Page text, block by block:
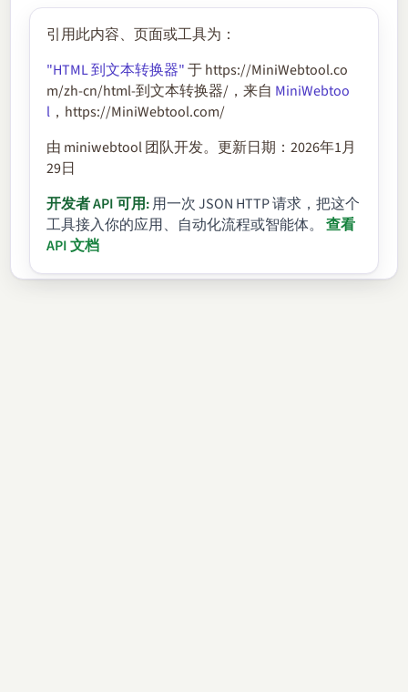
引用此内容、页面或工具为：
"HTML 到文本转换器"于 https://MiniWebtool.co
m/zh-cn/html-到文本转换器/，来自 MiniWebtoo
l ，https://MiniWebtool.com/
由 miniwebtool 团队开发。更新日期：2026年1月
29日
开发者 API 可用:用一次 JSON HTTP 请求，把这个
工具接入你的应用、自动化流程或智能体。
查看
API 文档